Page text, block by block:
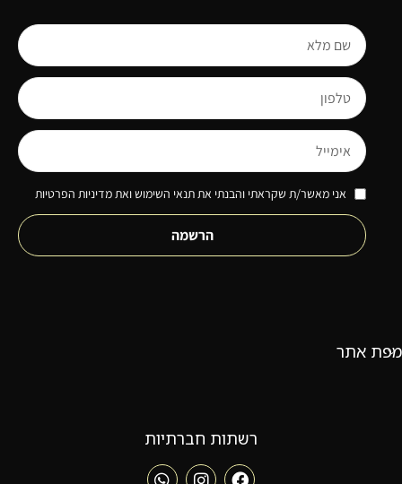
אני מאשר/ת שקראתי והבנתי את תנאי השימוש ואת מדיניות הפרטיות
הרשמה
מפת אתר
רשתות חברתיות